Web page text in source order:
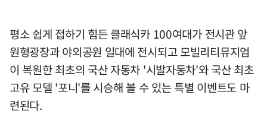
평소 쉽게 접하기 힘든 클래식카 100여대가 전시관 앞
원형광장과 야외공원 일대에 전시되고 모빌리티뮤지엄
이 복원한 최초의 국산 자동차 '시발자동차'와 국산 최초
고유 모델 '포니'를 시승해 볼 수 있는 특별 이벤트도 마
련된다.